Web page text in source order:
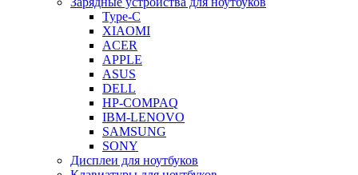
Type-C
XIAOMI
ACER
APPLE
ASUS
DELL
HP-COMPAQ
IBM-LENOVO
SAMSUNG
SONY
Дисплеи для ноутбуков